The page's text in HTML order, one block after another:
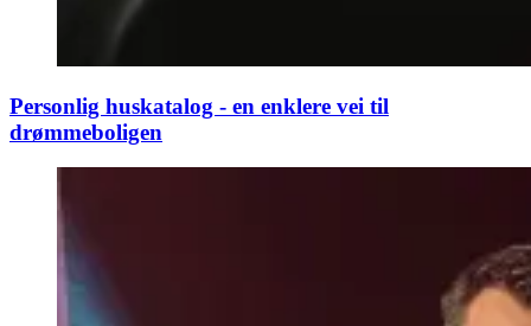
Personlig huskatalog - en enklere vei til
drømmeboligen